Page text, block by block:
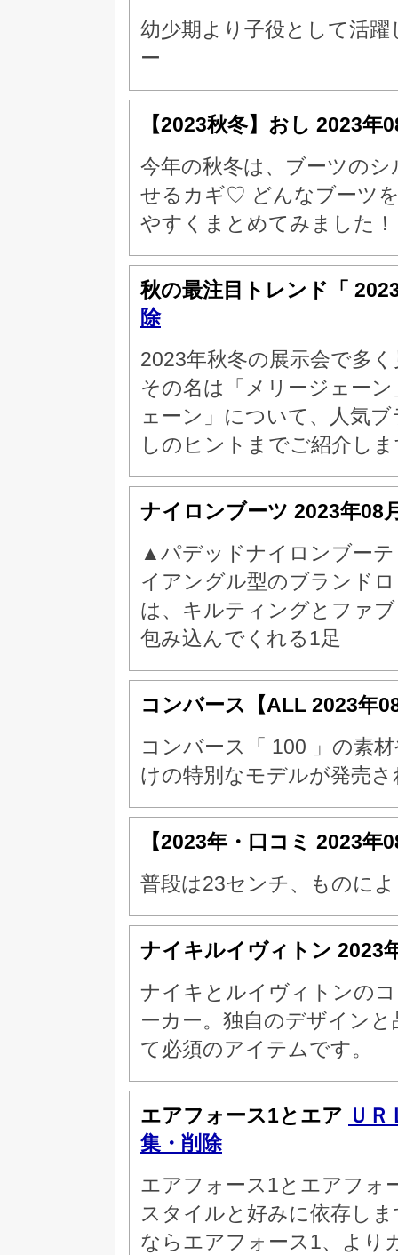
幼少期より子役として活
ー
【2023秋冬】おし 2023年
今年の秋冬は、ブーツの
せるカギ♡ どんなブーツ
やすくまとめてみました！
秋の最注目トレンド「
除
2023年秋冬の展示会で多
その名は「メリージェー
ェーン」について、人気
しのヒントまでご紹介し
ナイロンブーツ 2023年08
▲パデッドナイロンブー
イアングル型のブランド
は、キルティングとファ
包み込んでくれる1足
コンバース【ALL 2023年
コンバース「 100 」の素
けの特別なモデルが発売
【2023年・口コミ 2023年
普段は23センチ、ものに
ナイキルイヴィトン 2023
ナイキとルイヴィトンの
ーカー。独自のデザイン
て必須のアイテムです。
エアフォース1とエア ＵＲ
集・削除
エアフォース1とエアフォ
スタイルと好みに依存し
ならエアフォース1、より